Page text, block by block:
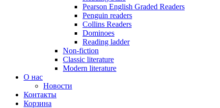
Pearson English Graded Readers
Penguin readers
Collins Readers
Dominoes
Reading ladder
Non-fiction
Classic literature
Modern literature
О нас
Новости
Контакты
Корзина